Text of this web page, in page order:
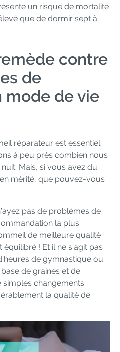
un risque de mortalité
que de dormir sept à
contre
de
mode de vie
réparateur est essentiel
à peu près combien nous
Mais, si vous avez du
mérité, que pouvez-vous
pas de problèmes de
la plus
de meilleure qualité
! Et il ne s’agit pas
de gymnastique ou
de graines et de
simples changements
la qualité de